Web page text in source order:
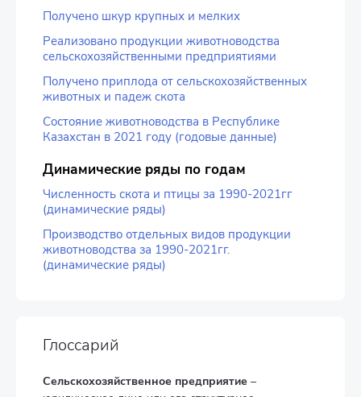
Получено шкур крупных и мелких
Реализовано продукции животноводства
сельскохозяйственными предприятиями
Получено приплода от сельскохозяйственных
животных и падеж скота
Состояние животноводства в Республике
Казахстан в 2021 году (годовые данные)
Динамические ряды по годам
Численность скота и птицы за 1990-2021гг
(динамические ряды)
Производство отдельных видов продукции
животноводства за 1990-2021гг.
(динамические ряды)
Глоссарий
Сельскохозяйственное предприятие –